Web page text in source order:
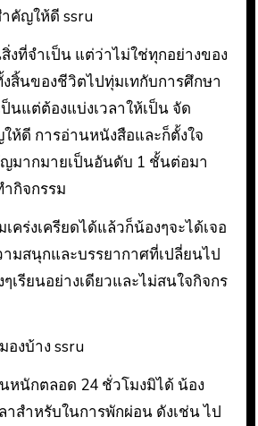
คัญให้ดี ssru
สิ่งที่จำเป็น แต่ว่าไม่ใช่ทุกอย่างของ
งสิ้นของชีวิตไปทุ่มเทกับการศึกษา
นแต่ต้องแบ่งเวลาให้เป็น จัด
ห้ดี การอ่านหนังสือและก็ตั้งใจ
ญมากมายเป็นอันดับ 1 ชั้นต่อมา
กิจกรรม
คร่งเครียดได้แล้วก็น้องๆจะได้เจอ
มสนุกและบรรยากาศที่เปลี่ยนไป
เรียนอย่างเดียวและไม่สนใจกิจกร
องบ้าง ssru
หนักตลอด 24 ชั่วโมงมิได้ น้อง
าสำหรับในการพักผ่อน ดังเช่น ไป